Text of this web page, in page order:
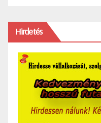
Hirdetés